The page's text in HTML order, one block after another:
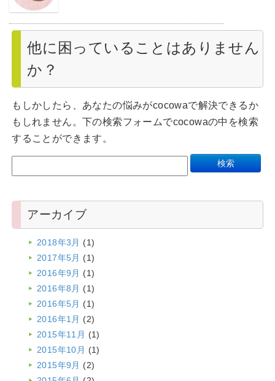
他に困っていることはありません
か？
もしかしたら、あなたの悩みがcocowaで解決できるか
もしれません。下の検索フォームでcocowaの中を検索
することができます。
アーカイブ
2018年3月 (1)
2017年5月 (1)
2016年9月 (1)
2016年8月 (1)
2016年5月 (1)
2016年1月 (2)
2015年11月 (1)
2015年10月 (1)
2015年9月 (2)